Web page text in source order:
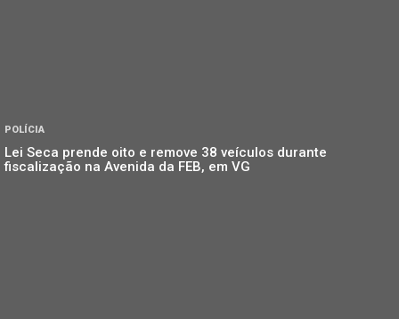
POLÍCIA
Lei Seca prende oito e remove 38 veículos durante
fiscalização na Avenida da FEB, em VG